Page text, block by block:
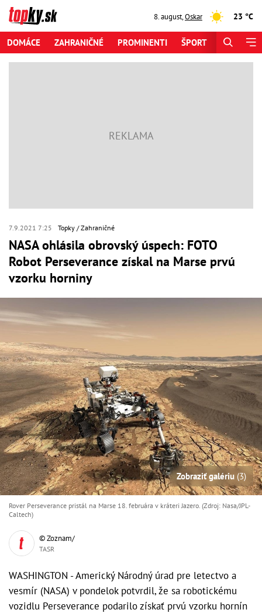
8. august,Oskar 23 °C
DOMÁCE ZAHRANIČNÉ PROMINENTI ŠPORT
7.9.2021 7:25 Topky Zahraničné
NASA ohlásila obrovský úspech: FOTO
Robot Perseverance získal na Marse prvú
vzorku horniny
Zobraziť galériu (3)
Rover Perseverance pristál na Marse 18. februára v kráteri Jazero. (Zdroj: Nasa/JPL-
Caltech)
© Zoznam/
TASR
WASHINGTON - Americký Národný úrad pre letectvo a
vesmír (NASA) v pondelok potvrdil, že sa robotickému
vozidlu Perseverance podarilo získať prvú vzorku hornín